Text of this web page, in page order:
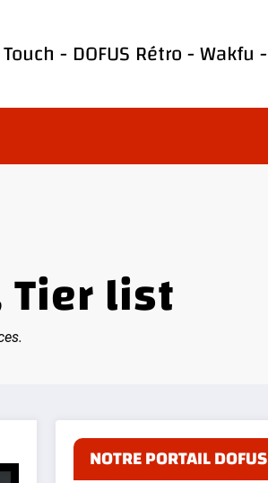
-DOFUS Rétro-Wakfu-
Tier list
NOTRE PORTAIL DOFUS